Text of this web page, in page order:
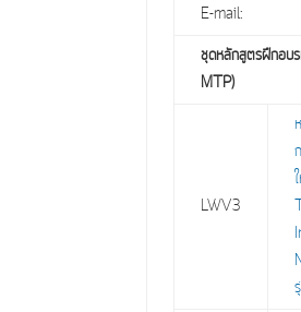
E-mail:
ชุดหลักสูตรฝึกอบ
MTP)
LWV3